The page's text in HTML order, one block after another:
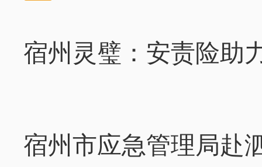
宿州灵璧：安责险助
宿州市应急管理局赴